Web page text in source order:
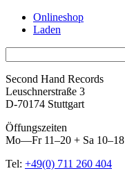
Onlineshop
Laden
Second Hand Records
Leuschnerstraße 3
D-70174 Stuttgart
Öffungszeiten
Mo—Fr 11–20 + Sa 10–18
Tel: +49(0) 711 260 404